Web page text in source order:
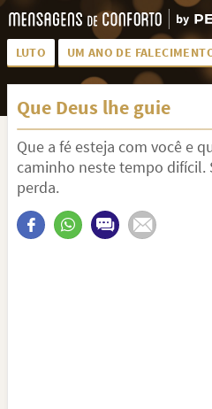
LUTO UM ANO DE
LUTO PARA AMIGA
SAUDADES DA MÃE
PÊSAMES PARA AMIGA
MEUS SENTIMENTOS
FRASES DE LUTO PARA AMIGO
Que Deus lhe guie
Que a fé esteja com você e
caminho neste tempo difícil.
perda.